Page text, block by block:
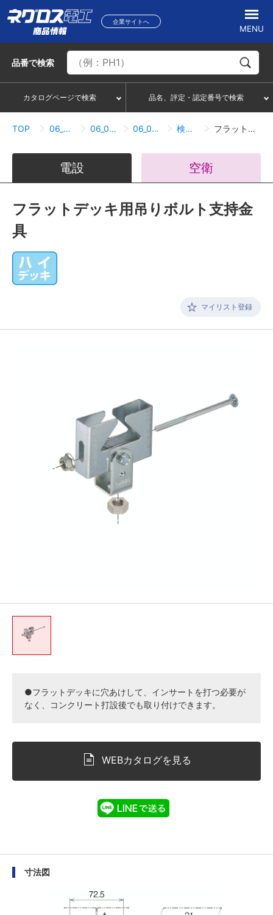
企業サイトへ
MENU
品番で検索
カタログページで検索 品名、評定・認定番号で検索
TOP 06_吊り・振れ止め部材 06_05_デッキ用吊り金具 06_05_01_フラットデッキ 検索結果一覧 フラットデッキ用吊りボルト支持金具
電設 空衛
フラットデッキ用吊りボルト支持金
具
マイリスト登録
●フラットデッキに穴あけして、インサートを打つ必要が
なく、コンクリート打設後でも取り付けできます。
WEBカタログを見る
寸法図